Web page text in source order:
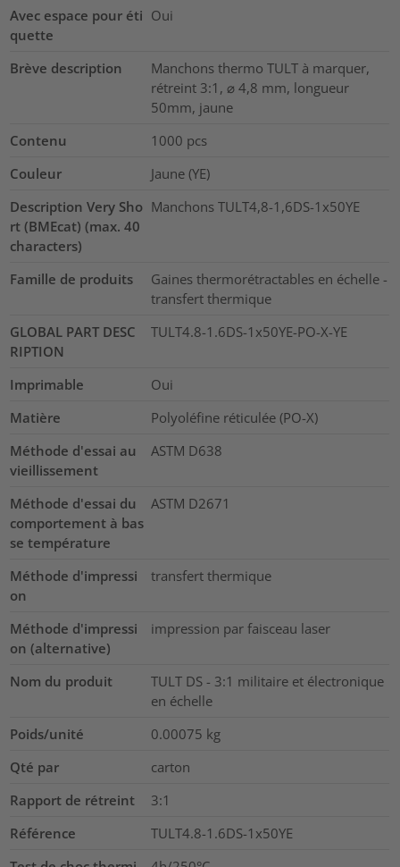
Avec espace pour éti
quette
Oui
Brève description
Manchons thermo TULT à marquer,
rétreint 3:1, ⌀ 4,8 mm, longueur
50mm, jaune
Contenu
1000 pcs
Couleur
Jaune (YE)
Description Very Sho
rt (BMEcat) (max. 40
characters)
Manchons TULT4,8-1,6DS-1x50YE
Famille de produits
Gaines thermorétractables en échelle -
transfert thermique
GLOBAL PART DESC
RIPTION
TULT4.8-1.6DS-1x50YE-PO-X-YE
Imprimable
Oui
Matière
Polyoléfine réticulée (PO-X)
Méthode d'essai au
vieillissement
ASTM D638
Méthode d'essai du
comportement à bas
se température
ASTM D2671
Méthode d'impressi
on
transfert thermique
Méthode d'impressi
on (alternative)
impression par faisceau laser
Nom du produit
TULT DS - 3:1 militaire et électronique
en échelle
Poids/unité
0.00075 kg
Qté par
carton
Rapport de rétreint
3:1
Référence
TULT4.8-1.6DS-1x50YE